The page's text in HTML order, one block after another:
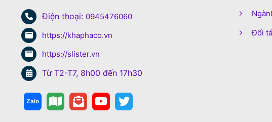
Điện thoại: 0945476060
https://khaphaco.vn
https://slister.vn
Từ T2-T7, 8h00 đến 17h30
Đối